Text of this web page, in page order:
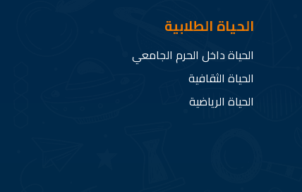
الحياة الطلابية
الحياة داخل الحرم الجامعي
الحياة الثقافية
الحياة الرياضية